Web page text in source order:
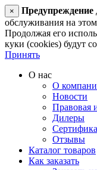
× Предупреждение
обслуживания на
Продолжая его
куки (cookies) будут
Принять
О нас
О
Новости
Правовая
Дилеры
Отзывы
Каталог товаров
Как заказать